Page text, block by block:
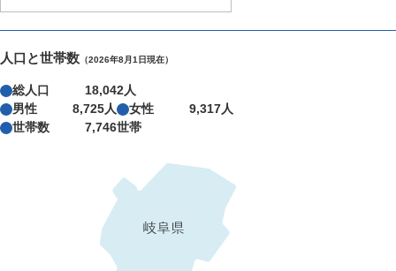
人口と世帯数 （2026年8月1日現在）
総人口
18,042人
男性
8,725人 女性
9,317人
世帯数
7,746世帯